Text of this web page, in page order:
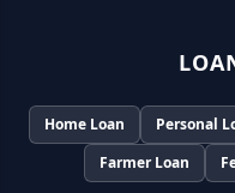
से मिलते है 5000 रूपए,
India Post Loan
का लोन, लगता है सबसे कम
Home Loan Personal
Farmer Loan